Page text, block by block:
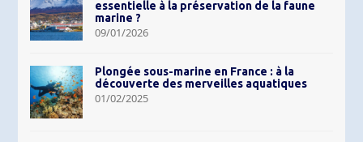
essentielle à la préservation de la faune
marine ?
09/01/2026
Plongée sous-marine en France : à la
découverte des merveilles aquatiques
01/02/2025